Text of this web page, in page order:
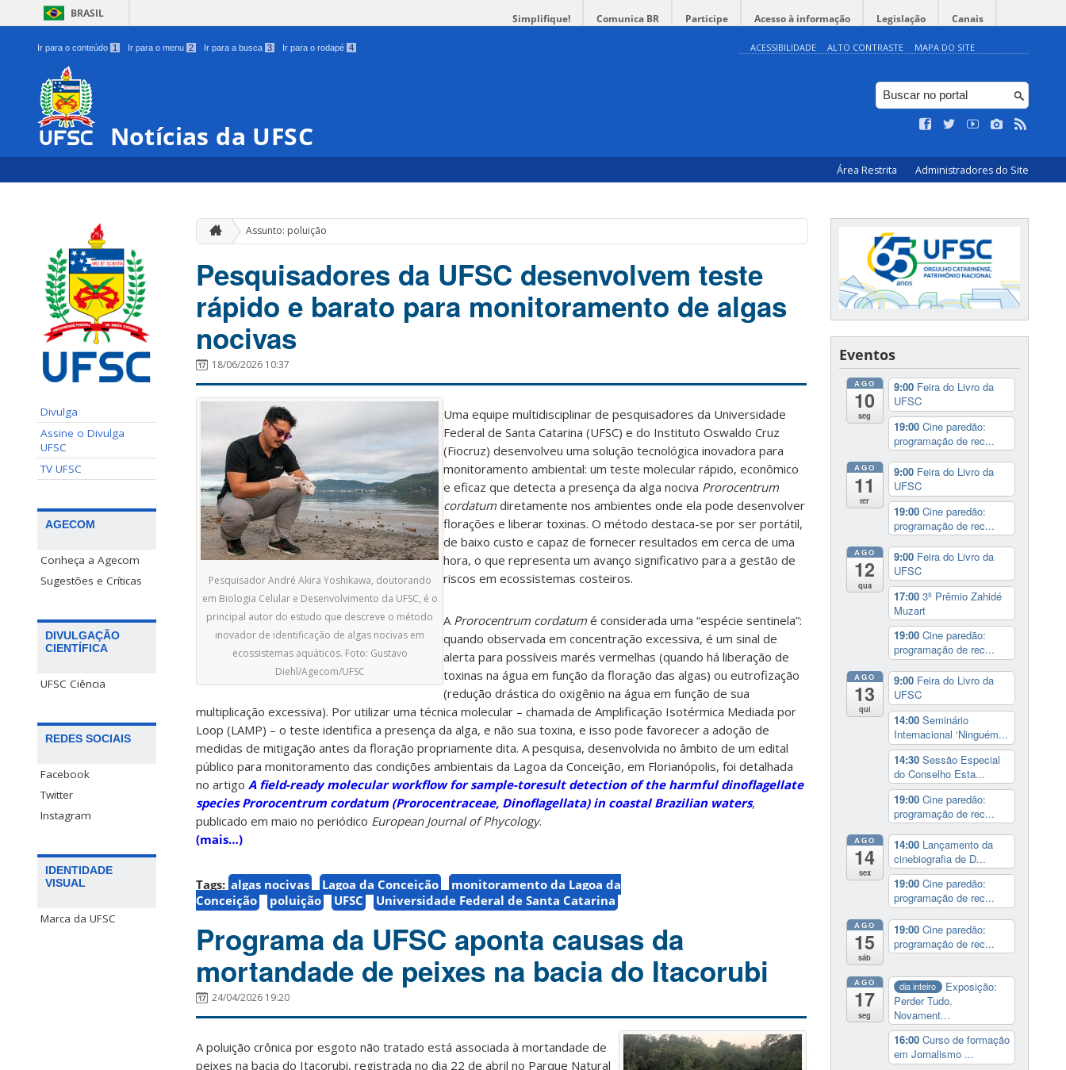
BRASIL Simplifique! Comunica BR Participe Acesso à informação Legislação Canais
Ir para o conteúdo 1 Ir para o menu 2 Ir para a busca 3 Ir para o rodapé 4 ACESSIBILIDADE ALTO CONTRASTE MAPA DO SITE
Notícias da UFSC
Área Restrita Administradores do Site
Divulga
Assine o Divulga
UFSC
TV UFSC
AGECOM
Conheça a Agecom
Sugestões e Críticas
DIVULGAÇÃO
CIENTÍFICA
UFSC Ciência
REDES SOCIAIS
Facebook
Twitter
Instagram
IDENTIDADE
VISUAL
Marca da UFSC
Assunto: poluição
Pesquisadores da UFSC desenvolvem teste
rápido e barato para monitoramento de algas
nocivas
18/06/2026 10:37
Pesquisador André Akira Yoshikawa, doutorando
em Biologia Celular e Desenvolvimento da UFSC, é o
principal autor do estudo que descreve o método
inovador de identificação de algas nocivas em
ecossistemas aquáticos. Foto: Gustavo
Diehl/Agecom/UFSC
Uma equipe multidisciplinar de pesquisadores da Universidade
Federal de Santa Catarina (UFSC) e do Instituto Oswaldo Cruz
(Fiocruz) desenvolveu uma solução tecnológica inovadora para
monitoramento ambiental: um teste molecular rápido, econômico
e eficaz que detecta a presença da alga nociva Prorocentrum
cordatum diretamente nos ambientes onde ela pode desenvolver
florações e liberar toxinas. O método destaca-se por ser portátil,
de baixo custo e capaz de fornecer resultados em cerca de uma
hora, o que representa um avanço significativo para a gestão de
riscos em ecossistemas costeiros.
A Prorocentrum cordatum é considerada uma “espécie sentinela”:
quando observada em concentração excessiva, é um sinal de
alerta para possíveis marés vermelhas (quando há liberação de
toxinas na água em função da floração das algas) ou eutrofização
(redução drástica do oxigênio na água em função de sua
multiplicação excessiva). Por utilizar uma técnica molecular – chamada de Amplificação Isotérmica Mediada por
Loop (LAMP) – o teste identifica a presença da alga, e não sua toxina, e isso pode favorecer a adoção de
medidas de mitigação antes da floração propriamente dita. A pesquisa, desenvolvida no âmbito de um edital
público para monitoramento das condições ambientais da Lagoa da Conceição, em Florianópolis, foi detalhada
no artigo A field-ready molecular workflow for sample-toresult detection of the harmful dinoflagellate
species Prorocentrum cordatum (Prorocentraceae, Dinoflagellata) in coastal Brazilian waters,
publicado em maio no periódico European Journal of Phycology.
(mais…)
Tags: algas nocivas Lagoa da Conceição
monitoramento da Lagoa da
Conceição
poluição UFSC Universidade Federal de Santa Catarina
Programa da UFSC aponta causas da
mortandade de peixes na bacia do Itacorubi
24/04/2026 19:20
A poluição crônica por esgoto não tratado está associada à mortandade de
peixes na bacia do Itacorubi, registrada no dia 22 de abril no Parque Natural
Eventos
AGO
10
seg
9:00 Feira do Livro da
UFSC
19:00 Cine paredão:
programação de rec...
AGO
11
ter
9:00 Feira do Livro da
UFSC
19:00 Cine paredão:
programação de rec...
AGO
12
qua
9:00 Feira do Livro da
UFSC
17:00 3º Prêmio Zahidé
Muzart
19:00 Cine paredão:
programação de rec...
AGO
13
qui
9:00 Feira do Livro da
UFSC
14:00 Seminário
Internacional ‘Ninguém...
14:30 Sessão Especial
do Conselho Esta...
19:00 Cine paredão:
programação de rec...
AGO
14
sex
14:00 Lançamento da
cinebiografia de D...
19:00 Cine paredão:
programação de rec...
AGO
15
sáb
19:00 Cine paredão:
programação de rec...
AGO
17
seg
dia inteiro
Exposição:
Perder Tudo.
Novament...
16:00 Curso de formação
em Jornalismo ...